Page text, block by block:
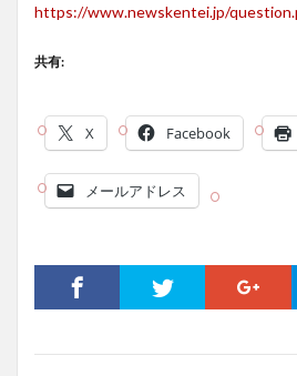
https://www.newskentei.jp/
共有:
X Facebook
メールアドレス